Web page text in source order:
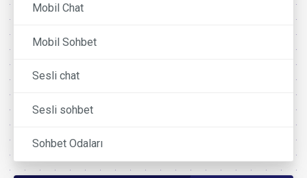
Mobil Chat
Mobil Sohbet
Sesli chat
Sesli sohbet
Sohbet Odaları